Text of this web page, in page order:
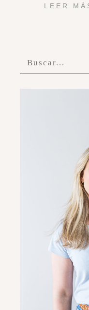
LEER